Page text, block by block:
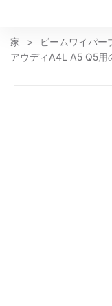
家 > ビームワイパー
アウディA4L A5 Q5